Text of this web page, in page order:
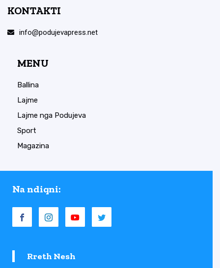
KONTAKTI
info@podujevapress.net
MENU
Ballina
Lajme
Lajme nga Podujeva
Sport
Magazina
Na ndiqni:
Rreth Nesh